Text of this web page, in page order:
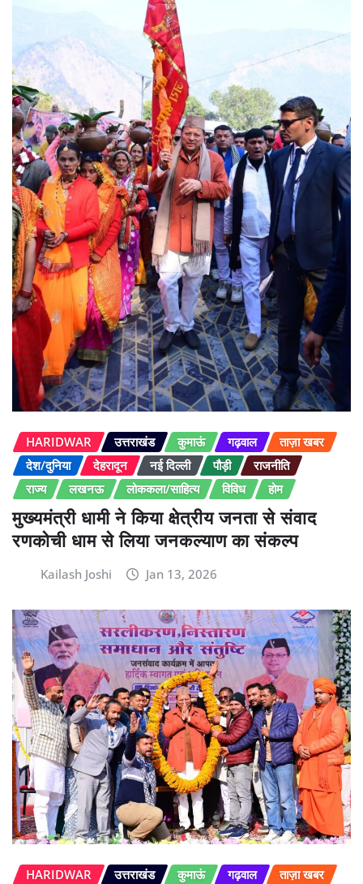
HARIDWAR उत्तराखंड कुमाऊं गढ़वाल
ताज़ा खबर
देश/दुनिया
देहरादून नई दिल्ली पौड़ी
राजनीति
राज्य
लखनऊ लोककला/साहित्य विविध होम
मुख्यमंत्री धामी ने किया क्षेत्रीय जनता से संवाद
रणकोची धाम से लिया जनकल्याण का संकल्प
Kailash Joshi Jan 13, 2026
HARIDWAR उत्तराखंड कुमाऊं गढ़वाल ताज़ा खबर